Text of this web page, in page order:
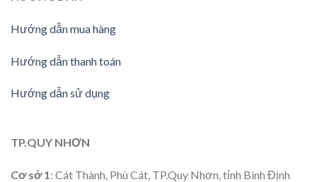
Hướng dẫn mua hàng
Hướng dẫn thanh toán
Hướng dẫn sử dụng
TP.QUY NHƠN
Cơ sở 1: Cát Thành, Phù Cát, TP.Quy Nhơn, tỉnh Bình Định